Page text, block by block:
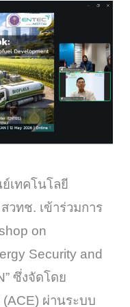
เทคโนโลยี
วทช. เข้าร่วมการ
on
Security and
ซึ่งจัดโดย
ผ่านระบบ